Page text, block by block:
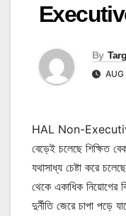
By
HAL Non-
বেড়েই চলেছে শিক্ষিত
যথাসাধ্য চেষ্টা করে
থেকে একাধিক নিয়োগের
দুর্নীতি জেরে চাপা পড়ে